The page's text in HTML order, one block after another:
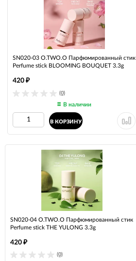
SN020-03 O.TWO.O Парфюмированный стик
Perfume stick BLOOMING BOUQUET 3.3g
(0)
420 ₽
В наличии
В КОРЗИНУ
SN020-04 O.TWO.O Парфюмированный стик
Perfume stick THE YULONG 3.3g
(0)
420 ₽